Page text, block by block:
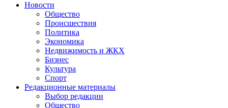
Новости
Общество
Происшествия
Политика
Экономика
Недвижимость и ЖКХ
Бизнес
Культура
Спорт
Редакционные материалы
Выбор редакции
Общество